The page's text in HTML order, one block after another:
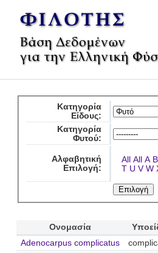
Κατηγορία
Είδους:
Κατηγορία
Φυτού:
Αλφαβητική
Επιλογή:
All All A B
T U V W
Ονομασία
Adenocarpus complicatus